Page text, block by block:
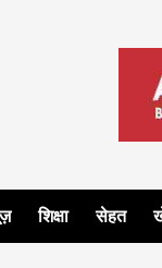
शिक्षा सेहत